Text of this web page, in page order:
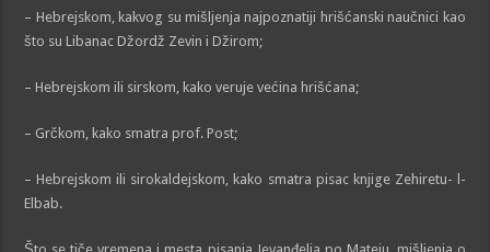
– Hebrejskom, kakvog su mišljenja najpoznatiji hrišćanski naučnici kao
što su Libanac Džordž Zevin i Džirom;
– Hebrejskom ili sirskom, kako veruje većina hrišćana;
– Grčkom, kako smatra prof. Post;
– Hebrejskom ili sirokaldejskom, kako smatra pisac knjige Zehiretu- l-
Elbab.